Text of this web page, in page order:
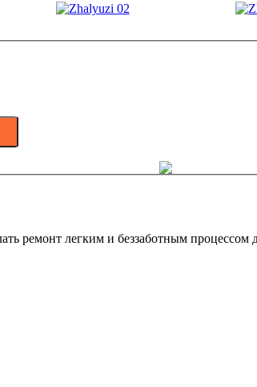
ремонт легким и беззаботным процессом